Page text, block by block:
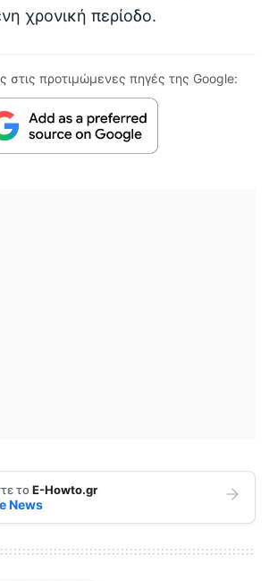
χρονική περίοδο.
στις προτιμώμενες πηγές της Google:
τοE-Howto.gr
News